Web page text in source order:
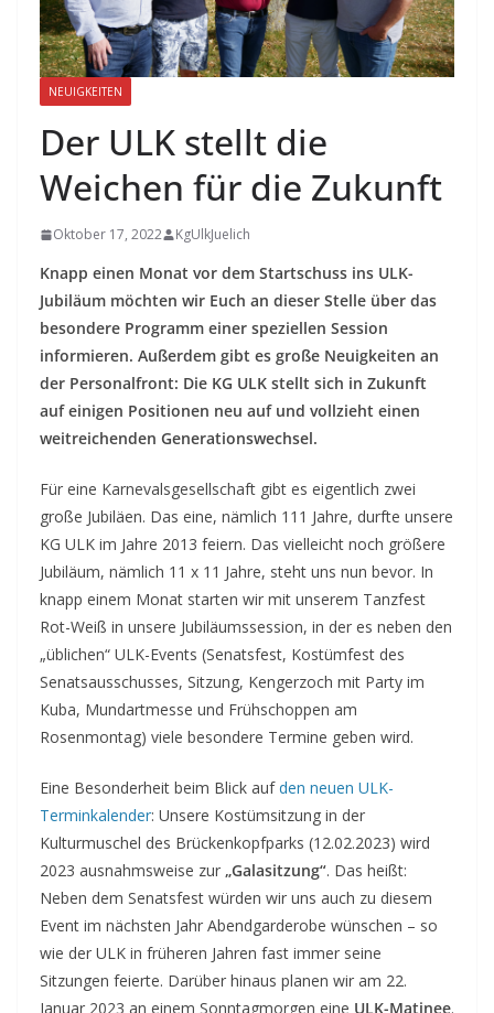
NEUIGKEITEN
Der ULK stellt die
Weichen für die Zukunft
Oktober 17, 2022 KgUlkJuelich
Knapp einen Monat vor dem Startschuss ins ULK-
Jubiläum möchten wir Euch an dieser Stelle über das
besondere Programm einer speziellen Session
informieren. Außerdem gibt es große Neuigkeiten an
der Personalfront: Die KG ULK stellt sich in Zukunft
auf einigen Positionen neu auf und vollzieht einen
weitreichenden Generationswechsel.
Für eine Karnevalsgesellschaft gibt es eigentlich zwei
große Jubiläen. Das eine, nämlich 111 Jahre, durfte unsere
KG ULK im Jahre 2013 feiern. Das vielleicht noch größere
Jubiläum, nämlich 11 x 11 Jahre, steht uns nun bevor. In
knapp einem Monat starten wir mit unserem Tanzfest
Rot-Weiß in unsere Jubiläumssession, in der es neben den
„üblichen“ ULK-Events (Senatsfest, Kostümfest des
Senatsausschusses, Sitzung, Kengerzoch mit Party im
Kuba, Mundartmesse und Frühschoppen am
Rosenmontag) viele besondere Termine geben wird.
Eine Besonderheit beim Blick aufden neuen ULK-
Terminkalender: Unsere Kostümsitzung in der
Kulturmuschel des Brückenkopfparks (12.02.2023) wird
2023 ausnahmsweise zur „Galasitzung“. Das heißt:
Neben dem Senatsfest würden wir uns auch zu diesem
Event im nächsten Jahr Abendgarderobe wünschen – so
wie der ULK in früheren Jahren fast immer seine
Sitzungen feierte. Darüber hinaus planen wir am 22.
Januar 2023 an einem Sonntagmorgen eine ULK-Matinee.